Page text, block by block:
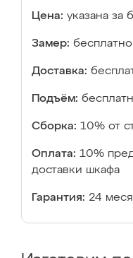
Цена: указана за
Замер: бесплатно
Доставка:
Подъём:
Сборка: 10% от
Оплата: 10%
доставки шкафа
Гарантия: 24